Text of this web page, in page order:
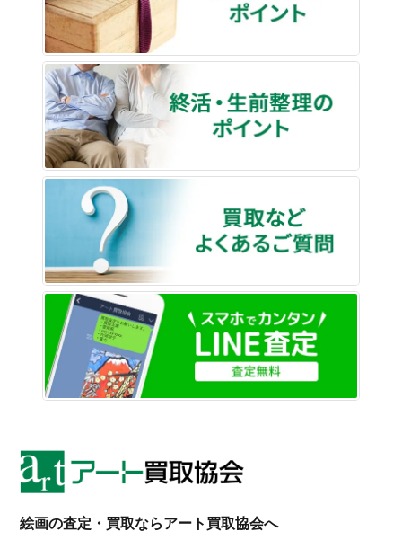
絵画の査定・買取ならアート買取協会へ